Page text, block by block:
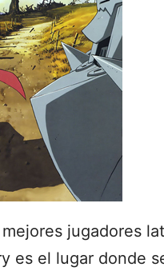
jugadores
es el lugar donde